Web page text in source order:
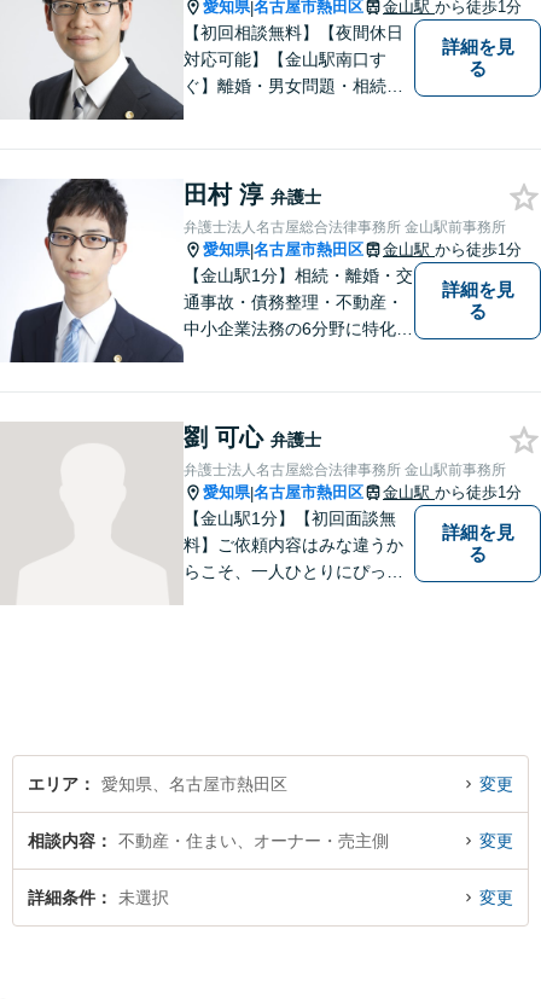
愛知県|名古屋市熱田区 金山駅 から徒歩1分
【初回相談無料】【夜間休日
対応可能】【金山駅南口す
ぐ】離婚・男女問題・相続・
詳細を見
る
田村 淳 弁護士
弁護士法人名古屋総合法律事務所 金山駅前事務所
愛知県|名古屋市熱田区 金山駅 から徒歩1分
【金山駅1分】相続・離婚・交
通事故・債務整理・不動産・
中小企業法務の6分野に特化！
ーションを重視し、情報連携
を図りながら納得の解決へと
導いてまいります。
詳細を見
る
劉 可心 弁護士
弁護士法人名古屋総合法律事務所 金山駅前事務所
愛知県|名古屋市熱田区 金山駅 から徒歩1分
【金山駅1分】【初回面談無
料】ご依頼内容はみな違うか
らこそ、一人ひとりにぴった
対応可能】
詳細を見
る
エリア 愛知県、名古屋市熱田区 変更
相談内容 不動産・住まい、オーナー・売主側 変更
詳細条件 未選択 変更